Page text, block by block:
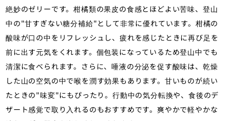
絶妙のゼリーです。柑橘類の果皮の食感とほどよい苦味、登山
中の"甘すぎない糖分補給"として非常に優れています。柑橘の
酸味が口の中をリフレッシュし、疲れを感じたときに再び足を
前に出す元気をくれます。個包装になっているため登山中でも
清潔に食べられます。さらに、唾液の分泌を促す酸味は、乾燥
した山の空気の中で喉を潤す効果もあります。甘いものが続い
たときの"味変"にもぴったり。行動中の気分転換や、食後のデ
ザート感覚で取り入れるのもおすすめです。爽やかで軽やかな